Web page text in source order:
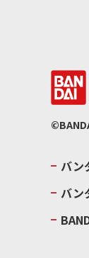
バン
バン